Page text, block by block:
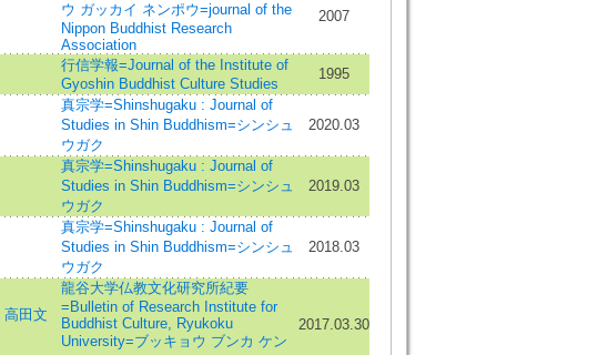
ウ ガッカイ ネンポウ=journal of the
Nippon Buddhist Research
Association
2007
行信学報=Journal of the Institute of
Gyoshin Buddhist Culture Studies
1995
真宗学=Shinshugaku : Journal of
Studies in Shin Buddhism=シンシュ
ウガク
2020.03
真宗学=Shinshugaku : Journal of
Studies in Shin Buddhism=シンシュ
ウガク
2019.03
真宗学=Shinshugaku : Journal of
Studies in Shin Buddhism=シンシュ
ウガク
2018.03
高田文
龍谷大学仏教文化研究所紀要
=Bulletin of Research Institute for
Buddhist Culture, Ryukoku
University=ブッキョウ ブンカ ケン
2017.03.30